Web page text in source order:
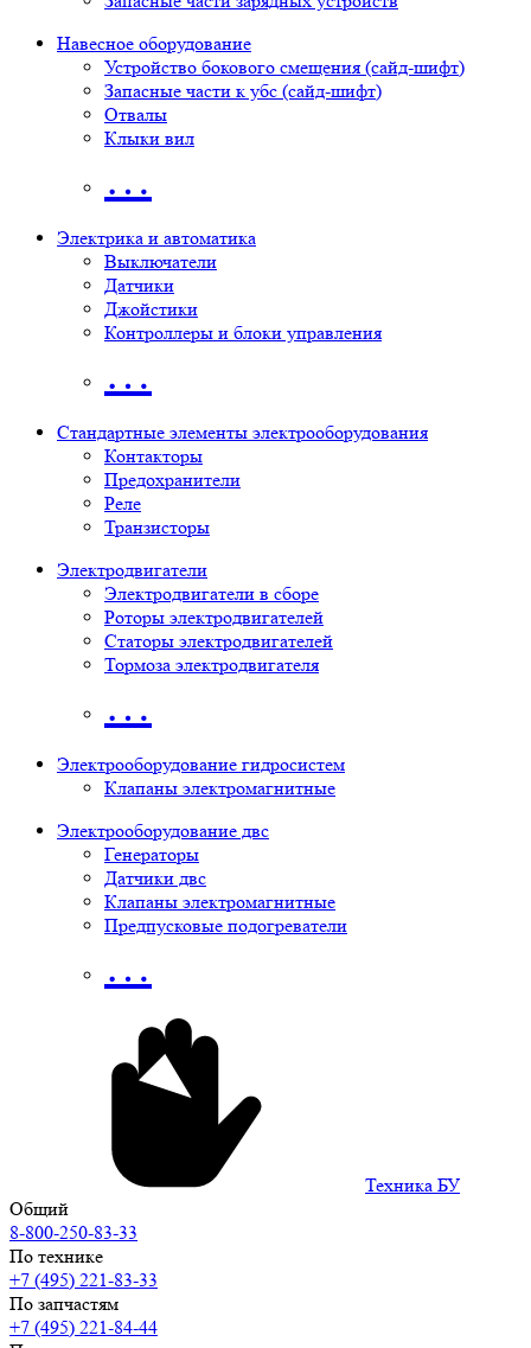
Навесное оборудование
Устройство бокового смещения (сайд-шифт)
Запасные части к убс (сайд-шифт)
Отвалы
Клыки вил
…
Электрика и автоматика
Выключатели
Датчики
Джойстики
Контроллеры и блоки управления
…
Стандартные элементы электрооборудования
Контакторы
Предохранители
Реле
Транзисторы
Электродвигатели
Электродвигатели в сборе
Роторы электродвигателей
Статоры электродвигателей
Тормоза электродвигателя
…
Электрооборудование гидросистем
Клапаны электромагнитные
Электрооборудование двс
Генераторы
Датчики двс
Клапаны электромагнитные
Предпусковые подогреватели
…
Техника БУ
Общий
8-800-250-83-33
По технике
+7 (495) 221-83-33
По запчастям
+7 (495) 221-84-44